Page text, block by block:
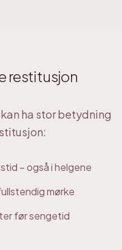
restitusjon
ha stor betydning
– også i helgene
mørke
før sengetid